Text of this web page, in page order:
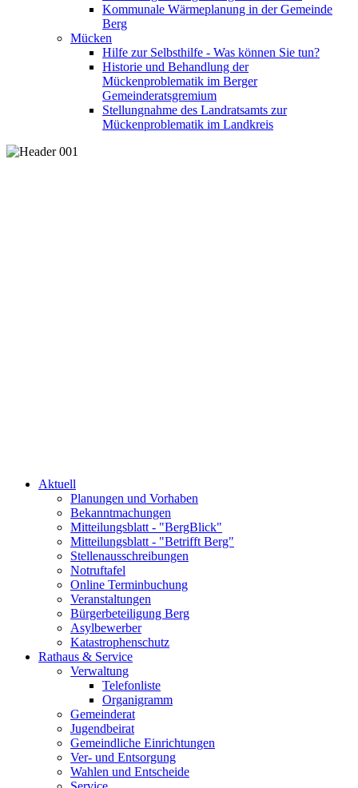
Kommunale Wärmeplanung in der Gemeinde
Berg
Mücken
Hilfe zur Selbsthilfe - Was können Sie tun?
Historie und Behandlung der
Mückenproblematik im Berger
Gemeinderatsgremium
Stellungnahme des Landratsamts zur
Mückenproblematik im Landkreis
Aktuell
Planungen und Vorhaben
Bekanntmachungen
Mitteilungsblatt - "BergBlick"
Mitteilungsblatt - "Betrifft Berg"
Stellenausschreibungen
Notruftafel
Online Terminbuchung
Veranstaltungen
Bürgerbeteiligung Berg
Asylbewerber
Katastrophenschutz
Rathaus & Service
Verwaltung
Telefonliste
Organigramm
Gemeinderat
Jugendbeirat
Gemeindliche Einrichtungen
Ver- und Entsorgung
Wahlen und Entscheide